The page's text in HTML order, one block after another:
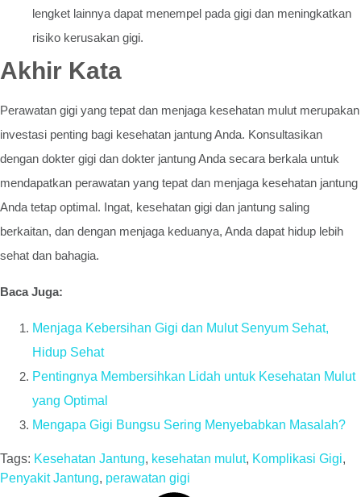
lengket lainnya dapat menempel pada gigi dan meningkatkan
risiko kerusakan gigi.
Akhir Kata
Perawatan gigi yang tepat dan menjaga kesehatan mulut merupakan
investasi penting bagi kesehatan jantung Anda. Konsultasikan
dengan dokter gigi dan dokter jantung Anda secara berkala untuk
mendapatkan perawatan yang tepat dan menjaga kesehatan jantung
Anda tetap optimal. Ingat, kesehatan gigi dan jantung saling
berkaitan, dan dengan menjaga keduanya, Anda dapat hidup lebih
sehat dan bahagia.
Baca Juga:
Menjaga Kebersihan Gigi dan Mulut Senyum Sehat,
Hidup Sehat
Pentingnya Membersihkan Lidah untuk Kesehatan Mulut
yang Optimal
Mengapa Gigi Bungsu Sering Menyebabkan Masalah?
Tags: Kesehatan Jantung, kesehatan mulut, Komplikasi Gigi,
Penyakit Jantung, perawatan gigi